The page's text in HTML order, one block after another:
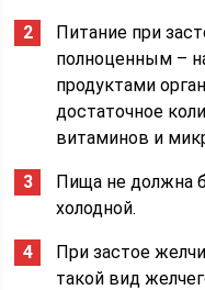
Питание при
полноценным –
продуктами
достаточное
витаминов и
Пища не должна
холодной.
При застое
такой вид